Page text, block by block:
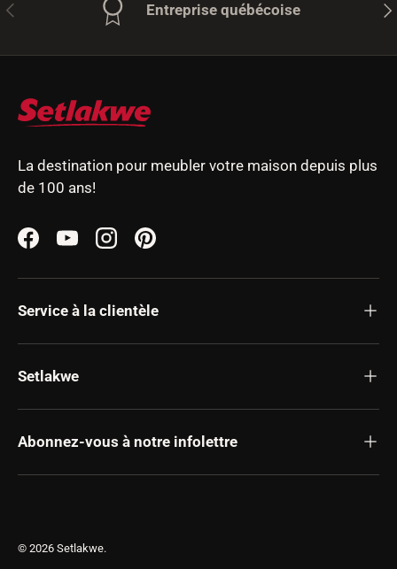
Précédent Entreprise québécoise
La destination pour meubler votre maison depuis plus
de 100 ans!
FacebookYouTubeInstagramPinterest
Service à la clientèle
Setlakwe
Abonnez-vous à notre infolettre
© 2026 Setlakwe.